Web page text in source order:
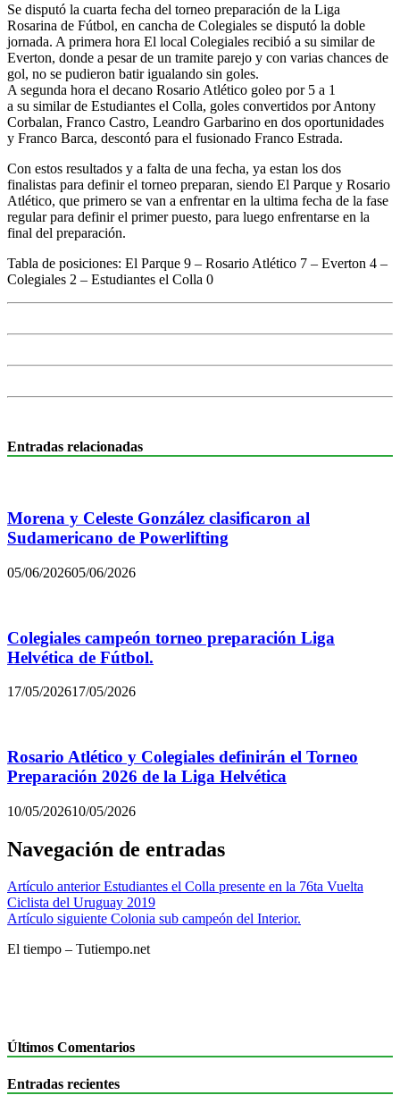
Se disputó la cuarta fecha del torneo preparación de la Liga
Rosarina de Fútbol, en cancha de Colegiales se disputó la doble
jornada. A primera hora El local Colegiales recibió a su similar de
Everton, donde a pesar de un tramite parejo y con varias chances de
gol, no se pudieron batir igualando sin goles.
A segunda hora el decano Rosario Atlético goleo por 5 a 1
a su similar de Estudiantes el Colla, goles convertidos por Antony
Corbalan, Franco Castro, Leandro Garbarino en dos oportunidades
y Franco Barca, descontó para el fusionado Franco Estrada.
Con estos resultados y a falta de una fecha, ya estan los dos
finalistas para definir el torneo preparan, siendo El Parque y Rosario
Atlético, que primero se van a enfrentar en la ultima fecha de la fase
regular para definir el primer puesto, para luego enfrentarse en la
final del preparación.
Tabla de posiciones: El Parque 9 – Rosario Atlético 7 – Everton 4 –
Colegiales 2 – Estudiantes el Colla 0
Entradas relacionadas
Morena y Celeste González clasificaron al
Sudamericano de Powerlifting
05/06/202605/06/2026
Colegiales campeón torneo preparación Liga
Helvética de Fútbol.
17/05/202617/05/2026
Rosario Atlético y Colegiales definirán el Torneo
Preparación 2026 de la Liga Helvética
10/05/202610/05/2026
Navegación de entradas
Artículo anterior Estudiantes el Colla presente en la 76ta Vuelta
Ciclista del Uruguay 2019
Artículo siguiente Colonia sub campeón del Interior.
El tiempo – Tutiempo.net
Últimos Comentarios
Entradas recientes